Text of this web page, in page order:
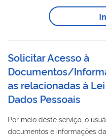
organizações da sociedade
Solicitar Acesso à
Documentos/
as relacionadas à
Dados Pessoais
Por meio deste serviço, o
documentos e informações